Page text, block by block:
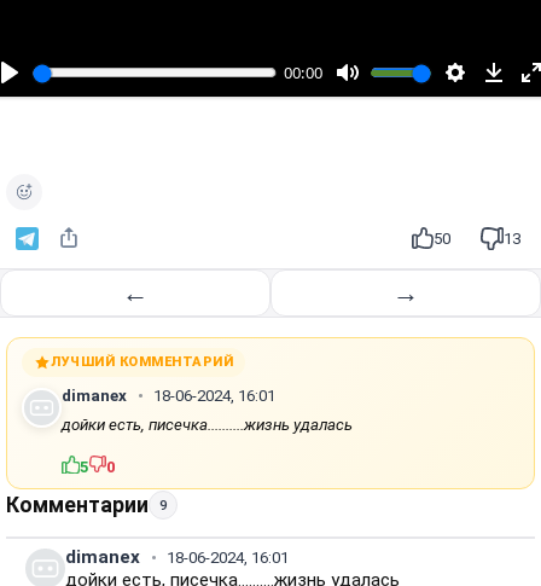
00:00
п
и
50 13
← →
ЛУЧШИЙ КОММЕНТАРИЙ
dimanex
18-06-2024, 16:01
дойки есть, писечка..........жизнь удалась
5 0
Комментарии 9
dimanex 18-06-2024, 16:01
дойки есть, писечка..........жизнь удалась